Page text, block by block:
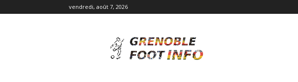
vendredi, août 7, 2026
Foot
Info